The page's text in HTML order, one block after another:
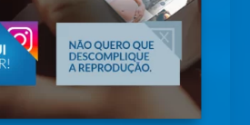
o endométrio está
a progesterona
exemplo Utrogestan e/ou
que chamamos de dia zero,
em que ocorreria a ovulação